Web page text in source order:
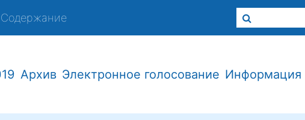
Содержание
Архив Электронное голосование Информация